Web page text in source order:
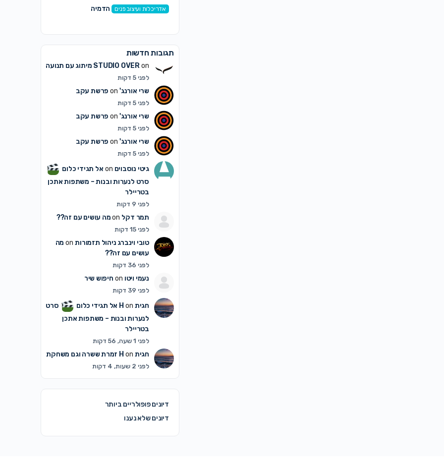
אדריכלות ועיצוב פנים הדמיה
תגובות חדשות
STUDIO OVERon מיתוג עם תנועה
לפני 5 דקות
שרי אורנג'on פרשת עקב
לפני 5 דקות
שרי אורנג'on פרשת עקב
לפני 5 דקות
שרי אורנג'on פרשת עקב
לפני 5 דקות
גיטי נוסבוים
אל תגידי כלום
סרט לנערות ובנות – משתפות אתכן
בטריילר
לפני 9 דקות
תמר דקל מה עושים עם זה??
לפני 15 דקות
טובי וינברג ניהול תזמורותon
מה
עושים עם זה??
לפני 36 דקות
נעמי ויטו חיפוש שיר
לפני 39 דקות
חגית H on אל תגידי כלום
סרט
לנערות ובנות – משתפות אתכן
בטריילר
לפני 1 שעה, 56 דקות
חגית H on זמרת ששרה וגם משחקת
לפני 2 שעות, 4 דקות
דיונים פופולריים ביותר
דיונים שלא נענו